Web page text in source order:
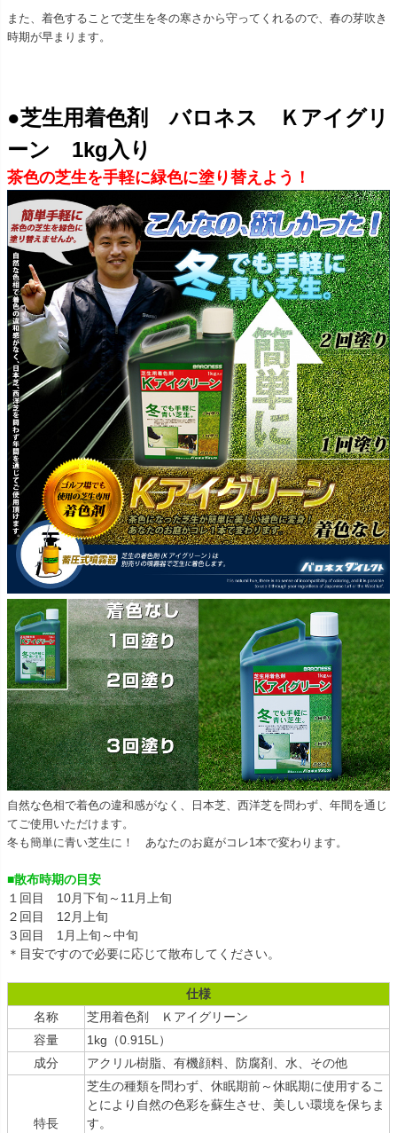
また、着色することで芝生を冬の寒さから守ってくれるので、春の芽吹き
時期が早まります。
●芝生用着色剤 バロネス Ｋアイグリ
ーン 1kg入り
茶色の芝生を手軽に緑色に塗り替えよう！
自然な色相で着色の違和感がなく、日本芝、西洋芝を問わず、年間を通じ
てご使用いただけます。
冬も簡単に青い芝生に！ あなたのお庭がコレ1本で変わります。
■散布時期の目安
１回目 10月下旬～11月上旬
２回目 12月上旬
３回目 1月上旬～中旬
＊目安ですので必要に応じて散布してください。
仕様
名称
芝用着色剤 Ｋアイグリーン
容量
1kg（0.915L）
成分
アクリル樹脂、有機顔料、防腐剤、水、その他
特長
芝生の種類を問わず、休眠期前～休眠期に使用するこ
とにより自然の色彩を蘇生させ、美しい環境を保ちま
す。